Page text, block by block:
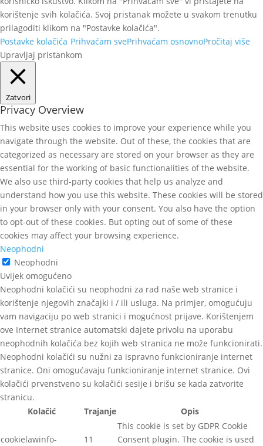
korištenje svih kolačića. Svoj pristanak možete u svakom trenutku
prilagoditi klikom na "Postavke kolačića".
Postavke kolačića Prihvaćam svePrihvaćam osnovnoPročitaj više
Upravljaj pristankom
Zatvori
Privacy Overview
This website uses cookies to improve your experience while you
navigate through the website. Out of these, the cookies that are
categorized as necessary are stored on your browser as they are
essential for the working of basic functionalities of the website.
We also use third-party cookies that help us analyze and
understand how you use this website. These cookies will be stored
in your browser only with your consent. You also have the option
to opt-out of these cookies. But opting out of some of these
cookies may affect your browsing experience.
Neophodni
Neophodni
Uvijek omogućeno
Neophodni kolačići su neophodni za rad naše web stranice i
korištenje njegovih značajki i / ili usluga. Na primjer, omogućuju
vam navigaciju po web stranici i mogućnost prijave. Korištenjem
ove Internet stranice automatski dajete privolu na uporabu
neophodnih kolačića bez kojih web stranica ne može funkcionirati.
Neophodni kolačići su nužni za ispravno funkcioniranje internet
stranice. Oni omogućavaju funkcioniranje internet stranice. Ovi
kolačići prvenstveno su kolačići sesije i brišu se kada zatvorite
stranicu.
Kolačić
Trajanje Opis
cookielawinfo-
11
This cookie is set by GDPR Cookie
Consent plugin. The cookie is used